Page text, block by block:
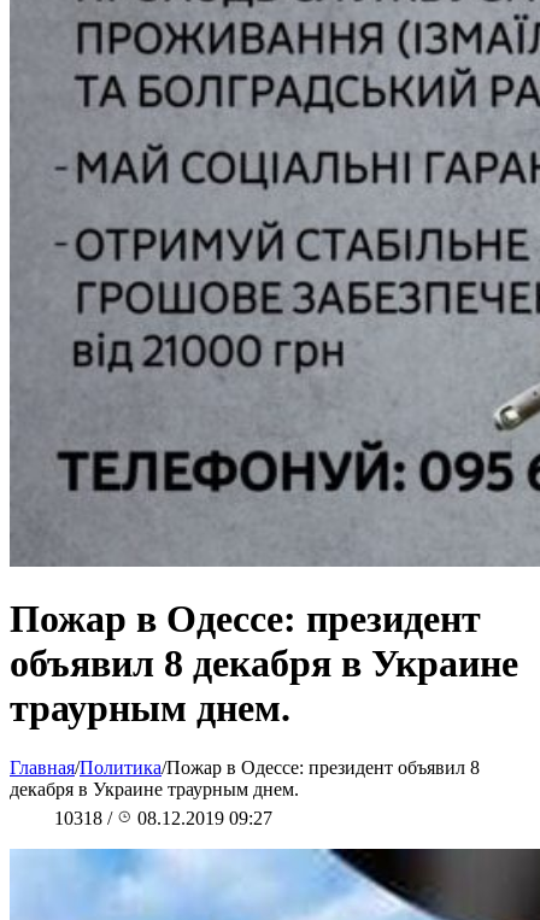
Пожар в Одессе: президент
объявил 8 декабря в Украине
траурным днем.
Главная/Политика/Пожар в Одессе: президент объявил 8
декабря в Украине траурным днем.
10318 / 08.12.2019 09:27